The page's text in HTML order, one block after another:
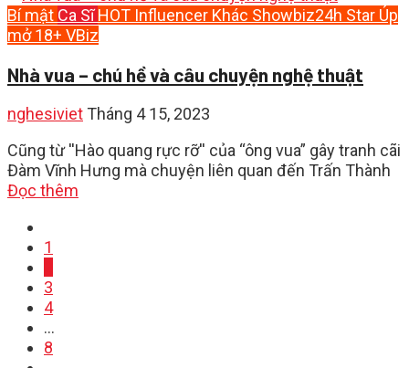
Bí mật Ca Sĩ HOT Influencer Khác Showbiz24h Star Úp
mở 18+ VBiz
Nhà vua – chú hề và câu chuyện nghệ thuật
nghesiviet Tháng 4 15, 2023
Cũng từ ''Hào quang rực rỡ'' của “ông vua” gây tranh cãi
Đàm Vĩnh Hưng mà chuyện liên quan đến Trấn Thành
Đọc thêm
1
3
4
…
8